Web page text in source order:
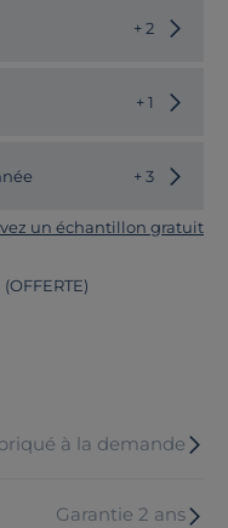
+ 2
+ 1
+ 3
un échantillon gratuit
à la demande
Garantie 2 ans